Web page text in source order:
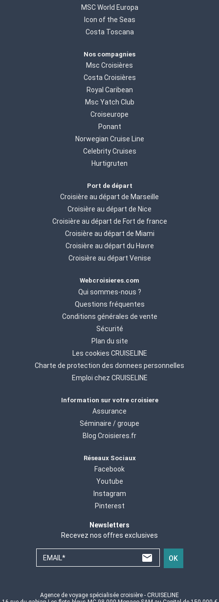
MSC World Europa
Icon of the Seas
Costa Toscana
Nos compagnies
Msc Croisières
Costa Croisières
Royal Caribean
Msc Yatch Club
Croiseurope
Ponant
Norwegian Cruise Line
Celebrity Cruises
Hurtigruten
Port de départ
Croisière au départ de Marseille
Croisière au départ de Nice
Croisière au départ de Fort de france
Croisière au départ de Miami
Croisière au départ du Havre
Croisière au départ Venise
Webcroisieres.com
Qui sommes-nous ?
Questions fréquentes
Conditions générales de vente
Sécurité
Plan du site
Les cookies CRUISELINE
Charte de protection des donnees personnelles
Emploi chez CRUISELINE
Information sur votre croisiere
Assurance
Séminaire / groupe
Blog Croisieres.fr
Réseaux Sociaux
Facebook
Youtube
Instagram
Pinterest
Newsletters
Recevez nos offres exclusives
EMAIL* OK
Agence de voyage spécialisée croisière - CRUISELINE